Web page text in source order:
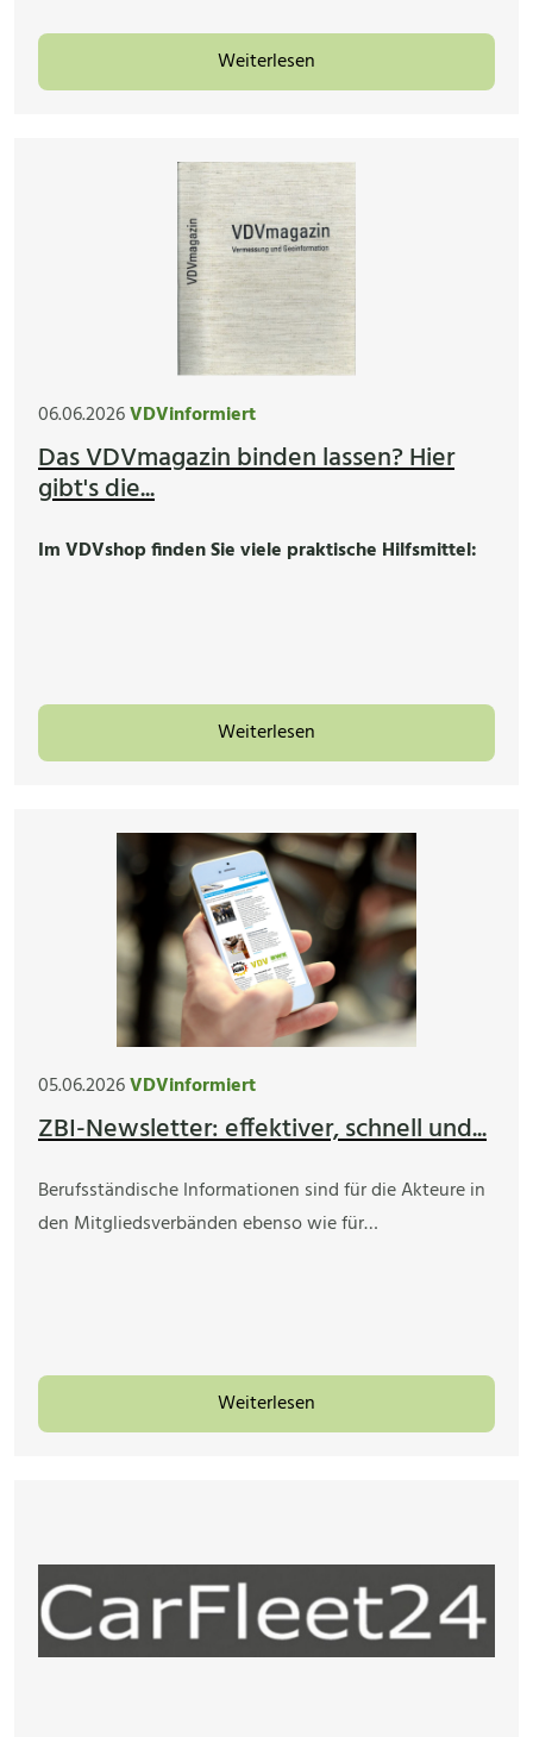
Weiterlesen
06.06.2026VDVinformiert
Das VDVmagazin binden lassen? Hier
gibt's die...
Im VDVshop finden Sie viele praktische Hilfsmittel:
Weiterlesen
05.06.2026VDVinformiert
ZBI-Newsletter: effektiver, schnell und...
Berufsständische Informationen sind für die Akteure in
den Mitgliedsverbänden ebenso wie für…
Weiterlesen